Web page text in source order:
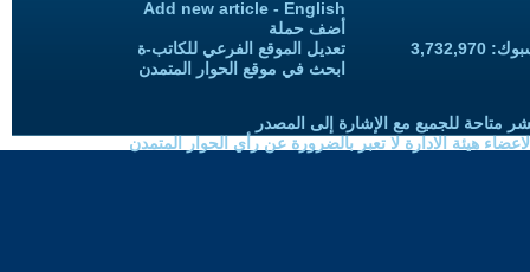
Add new article - English
أضف حملة
تعديل الموقع الفرعي للكاتب-ة
ابحث في موقع الحوار المتمدن
متاحة للجميع مع الإشارة إلى المصدر
هيئة الادارة لا تعبر بالضرورة عن رأي الحوار المتمدن